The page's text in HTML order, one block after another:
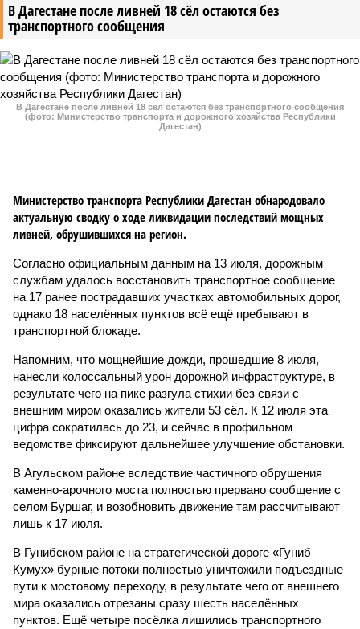
В Дагестане после ливней 18 сёл остаются без
транспортного сообщения
В Дагестане после ливней 18 сёл остаются без транспортного сообщения
(фото: Министерство транспорта и дорожного хозяйства Республики
Дагестан)
Министерство транспорта Республики Дагестан обнародовало
актуальную сводку о ходе ликвидации последствий мощных
ливней, обрушившихся на регион.
Согласно официальным данным на 13 июля, дорожным
службам удалось восстановить транспортное сообщение
на 17 ранее пострадавших участках автомобильных дорог,
однако 18 населённых пунктов всё ещё пребывают в
транспортной блокаде.
Напомним, что мощнейшие дожди, прошедшие 8 июля,
нанесли колоссальный урон дорожной инфраструктуре, в
результате чего на пике разгула стихии без связи с
внешним миром оказались жители 53 сёл. К 12 июля эта
цифра сократилась до 23, и сейчас в профильном
ведомстве фиксируют дальнейшее улучшение обстановки.
В Агульском районе вследствие частичного обрушения
каменно-арочного моста полностью прервано сообщение с
селом Буршаг, и возобновить движение там рассчитывают
лишь к 17 июля.
В Гунибском районе на стратегической дороге «Гуниб –
Кумух» бурные потоки полностью уничтожили подъездные
пути к мостовому переходу, в результате чего от внешнего
мира оказались отрезаны сразу шесть населённых
пунктов. Ещё четыре посёлка лишились транспортного